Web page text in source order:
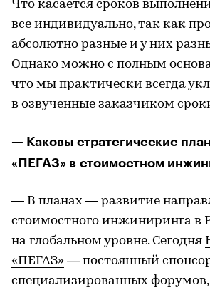
Что касается сроков
все индивидуально, так как
абсолютно разные и у них
Однако можно с полным
что мы практически всегда
в озвученные заказчиком
— Каковы стратегические
«ПЕГАЗ» в стоимостном
— В планах — развитие
стоимостного инжиниринга в
на глобальном уровне. Сегодня
«ПЕГАЗ» — постоянный
специализированных